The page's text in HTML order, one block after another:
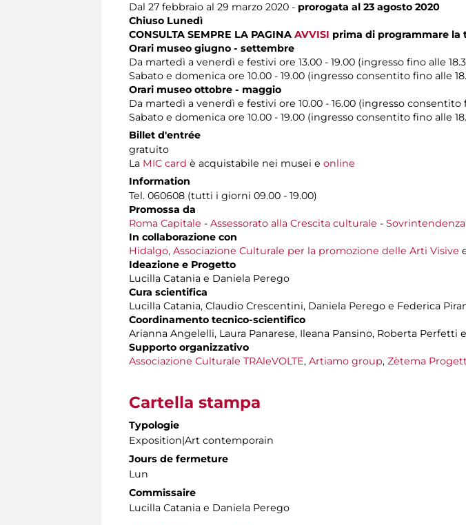
Dal 27 febbraio al 29 marzo 2020 - prorogata al 23 agosto 2020
Chiuso Lunedì
CONSULTA SEMPRE LA PAGINA AVVISI prima di programmare la
Orari museo giugno - settembre
Da martedì a venerdì e festivi ore 13.00 - 19.00 (ingresso fino alle
Sabato e domenica ore 10.00 - 19.00 (ingresso consentito fino alle
Orari museo ottobre - maggio
Da martedì a venerdì e festivi ore 10.00 - 16.00 (ingresso consentito
Sabato e domenica ore 10.00 - 19.00 (ingresso consentito fino alle
Billet d'entrée
gratuito
La MIC card è acquistabile nei musei e online
Information
Tel. 060608 (tutti i giorni 09.00 - 19.00)
Promossa da
Roma Capitale - Assessorato alla Crescita culturale -
In collaborazione con
Hidalgo, Associazione Culturale per la promozione delle Arti Visive
Ideazione e Progetto
Lucilla Catania e Daniela Perego
Cura scientifica
Lucilla Catania, Claudio Crescentini, Daniela Perego e Federica
Coordinamento tecnico-scientifico
Arianna Angelelli, Laura Panarese, Ileana Pansino, Roberta Perfetti
Supporto organizzativo
Associazione Culturale TRAleVOLTE, Artiamo group, Zètema
Cartella stampa
Typologie
Exposition|Art contemporain
Jours de fermeture
Lun
Commissaire
Lucilla Catania e Daniela Perego